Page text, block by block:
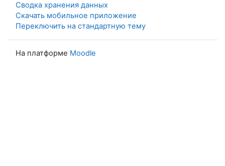
Сводка хранения данных
Скачать мобильное приложение
Переключить на стандартную тему
На платформе Moodle